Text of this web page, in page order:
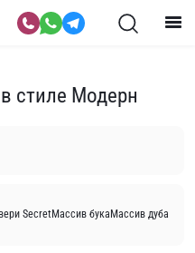
стиле Модерн
Secret Массив бука Массив дуба